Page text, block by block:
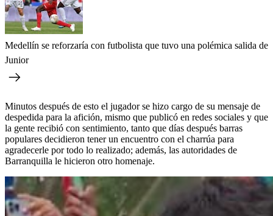
Medellín se reforzaría con futbolista que tuvo una polémica salida de
Junior
Minutos después de esto el jugador se hizo cargo de su mensaje de
despedida para la afición, mismo que publicó en redes sociales y que
la gente recibió con sentimiento, tanto que días después barras
populares decidieron tener un encuentro con el charrúa para
agradecerle por todo lo realizado; además, las autoridades de
Barranquilla le hicieron otro homenaje.